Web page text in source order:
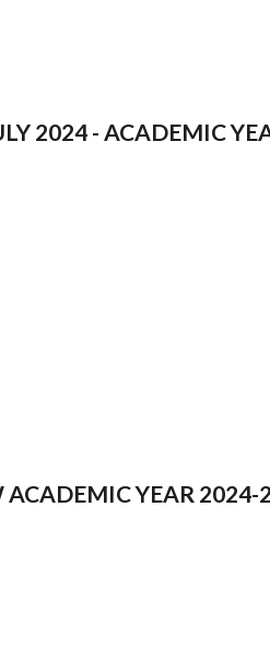
2024 - ACADEMIC
YEAR 2024-